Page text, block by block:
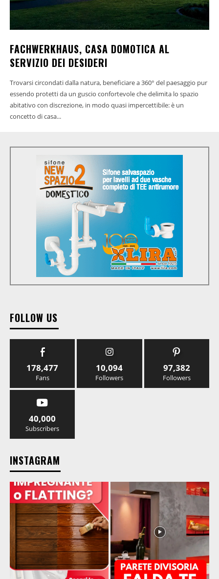
FACHWERKHAUS, CASA DOMOTICA AL
SERVIZIO DEI DESIDERI
Trovarsi circondati dalla natura, beneficiare a 360° del paesaggio pur
essendo protetti da un guscio confortevole che delimita lo spazio
abitativo con discrezione, in modo quasi impercettibile: è un
concetto di casa...
FOLLOW US
178,477
Fans
10,094
Followers
97,382
Followers
40,000
Subscribers
INSTAGRAM